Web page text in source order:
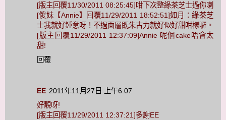
[版主回覆11/30/2011 08:25:45]咁下次整綠茶芝士過你喇
[傻妹【Annie】回覆11/29/2011 18:52:51]如月：綠茶芝
士我就好鍾意呀！不過面層既朱古力就好似好甜咁樣囉。
[版主回覆11/29/2011 12:37:09]Annie 呢個cake唔會太
甜!
回覆
EE 2011年11月27日 上午6:07
好靚呀!
[版主回覆11/29/2011 12:37:21]多謝EE